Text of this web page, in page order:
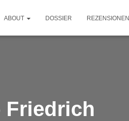
ABOUT DOSSIER REZENSIONEN
Friedrich